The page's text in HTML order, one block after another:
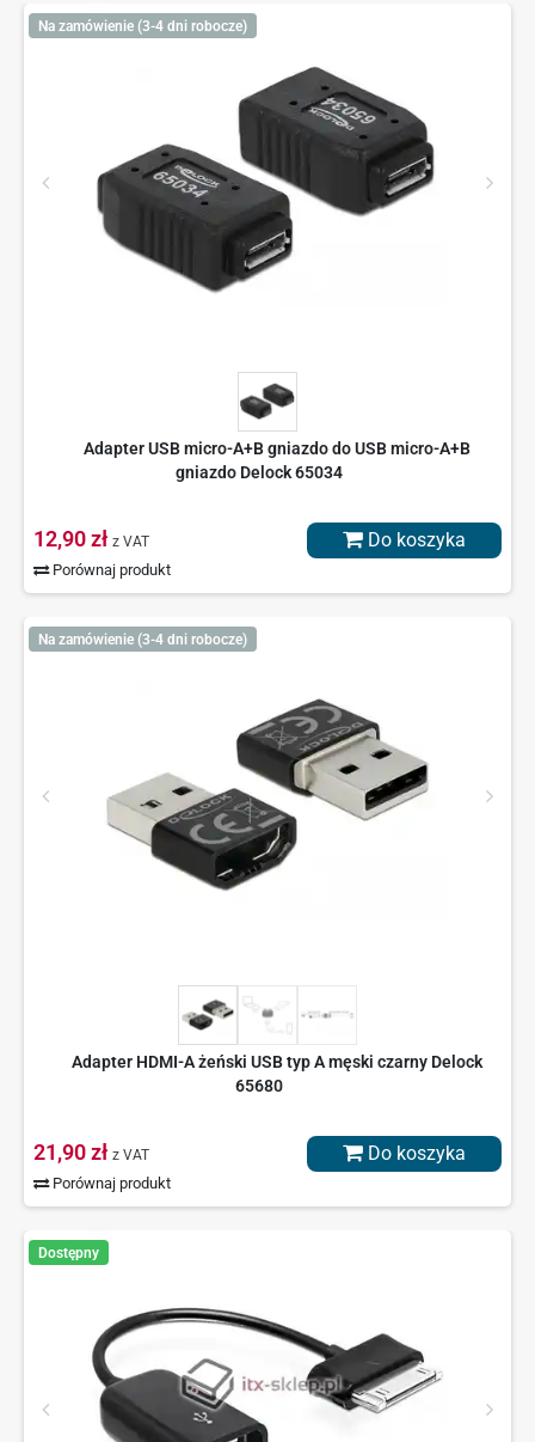
Na zamówienie (3-4 dni robocze)
Adapter USB micro-A+B gniazdo do USB micro-A+B
gniazdo Delock 65034
12,90 zł z VAT
Porównaj produkt
Do koszyka
Na zamówienie (3-4 dni robocze)
Adapter HDMI-A żeński USB typ A męski czarny Delock
65680
21,90 zł z VAT
Porównaj produkt
Do koszyka
Dostępny